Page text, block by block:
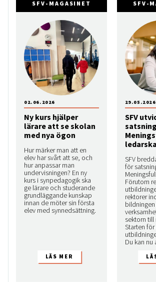
SFV-MAGASINET
Ny kurs hjälper
lärare att se skolan
med nya ögon
Hur märker man att en
elev har svårt att se, och
hur anpassar man
undervisningen? En ny
kurs i synpedagogik ska
ge lärare och studerande
grundläggande kunskap
innan de möter sin första
elev med synnedsättning.
02.06.2026
SFV-
SFV
SFV
för
Förutom
rektorer
sektorn
Starten
Du kan nu
29.05.2026